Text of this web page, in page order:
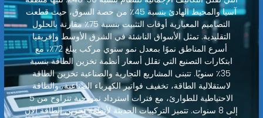
آسيا والمحيط الهادئ بنسبة 45٪ من حصة السوق، حيث قطعت
التصاميم المعيارية أوقات التثبيت بنسبة 75٪ مقارنة بالحلول
التقليدية. تمثل الأسواق الناشئة في الشرق الأوسط وإفريقيا
أسرع المناطق نموًا بمعدل نمو سنوي مركب يبلغ 72٪، مع
ابتكارات التصنيع التي تقلل أسعار أنظمة تخزين الطاقة بنسبة
35٪ سنويًا. تتبنى المشاريع التجارية والصناعية تخزين الطاقة
لاستقلالية الطاقة، تخفيف فواتير الكهرباء الصناعية، والطاقة
الاحتياطية للطوارئ، مع فترات استرداد نموذجية تتراوح من 5
إلى 8 سنوات. تتميز التركيبات الحديثة لأنظمة تخزين الطاقة الآن